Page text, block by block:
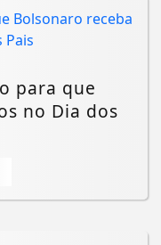
para que
no Dia dos